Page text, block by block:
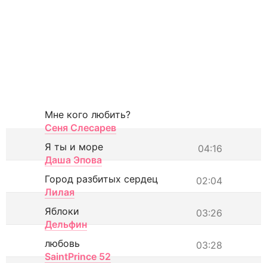
Мне кого любить?
Сеня Слесарев
04:16
Я ты и море
Даша Эпова
02:04
Город разбитых сердец
Лилая
03:26
Яблоки
Дельфин
03:28
любовь
SaintPrince 52